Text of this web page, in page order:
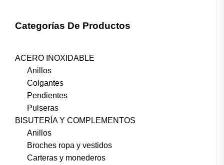
Categorías De Productos
ACERO INOXIDABLE
Anillos
Colgantes
Pendientes
Pulseras
BISUTERÍA Y COMPLEMENTOS
Anillos
Broches ropa y vestidos
Carteras y monederos